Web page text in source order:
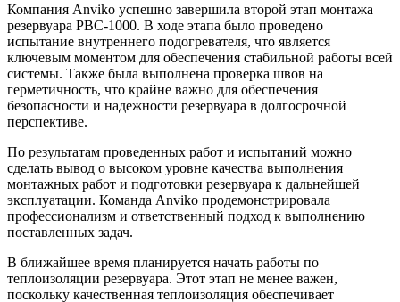
Компания Anviko успешно завершила второй этап монтажа
резервуара РВС-1000. В ходе этапа было проведено
испытание внутреннего подогревателя, что является
ключевым моментом для обеспечения стабильной работы всей
системы. Также была выполнена проверка швов на
герметичность, что крайне важно для обеспечения
безопасности и надежности резервуара в долгосрочной
перспективе.
По результатам проведенных работ и испытаний можно
сделать вывод о высоком уровне качества выполнения
монтажных работ и подготовки резервуара к дальнейшей
эксплуатации. Команда Anviko продемонстрировала
профессионализм и ответственный подход к выполнению
поставленных задач.
В ближайшее время планируется начать работы по
теплоизоляции резервуара. Этот этап не менее важен,
поскольку качественная теплоизоляция обеспечивает